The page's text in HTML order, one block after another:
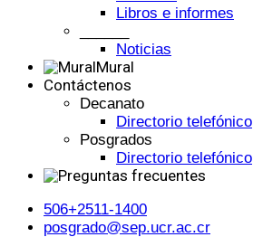
Libros e informes
Noticias
Mural
Contáctenos
Decanato
Directorio telefónico
Posgrados
Directorio telefónico
506+2511-1400
posgrado@sep.ucr.ac.cr